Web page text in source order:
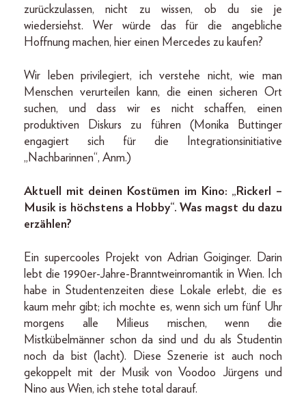
zurückzulassen, nicht zu wissen, ob du sie je
wiedersiehst. Wer würde das für die angebliche
Hoffnung machen, hier einen Mercedes zu kaufen?
Wir leben privilegiert, ich verstehe nicht, wie man
Menschen verurteilen kann, die einen sicheren Ort
suchen, und dass wir es nicht schaffen, einen
produktiven Diskurs zu führen (Monika Buttinger
engagiert sich für die Integrationsinitiative
„Nachbarinnen“, Anm.)
Aktuell mit deinen Kostümen im Kino: „Rickerl –
Musik is höchstens a Hobby“. Was magst du dazu
erzählen?
Ein supercooles Projekt von Adrian Goiginger. Darin
lebt die 1990er-Jahre-Branntweinromantik in Wien. Ich
habe in Studentenzeiten diese Lokale erlebt, die es
kaum mehr gibt; ich mochte es, wenn sich um fünf Uhr
morgens alle Milieus mischen, wenn die
Mistkübelmänner schon da sind und du als Studentin
noch da bist (lacht). Diese Szenerie ist auch noch
gekoppelt mit der Musik von Voodoo Jürgens und
Nino aus Wien, ich stehe total darauf.